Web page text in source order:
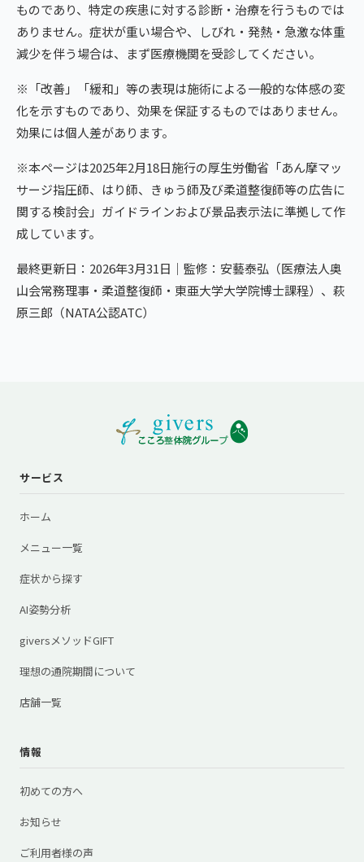
ものであり、特定の疾患に対する診断・治療を行うものでは
ありません。症状が重い場合や、しびれ・発熱・急激な体重
減少を伴う場合は、まず医療機関を受診してください。
※「改善」「緩和」等の表現は施術による一般的な体感の変
化を示すものであり、効果を保証するものではありません。
効果には個人差があります。
※本ページは2025年2月18日施行の厚生労働省「あん摩マッ
サージ指圧師、はり師、きゅう師及び柔道整復師等の広告に
関する検討会」ガイドラインおよび景品表示法に準拠して作
成しています。
最終更新日：2026年3月31日｜監修：安藝泰弘（医療法人奥
山会常務理事・柔道整復師・東亜大学大学院博士課程）、萩
原三郎（NATA公認ATC）
サービス
ホーム
メニュー一覧
症状から探す
AI姿勢分析
giversメソッドGIFT
理想の通院期間について
店舗一覧
情報
初めての方へ
お知らせ
ご利用者様の声